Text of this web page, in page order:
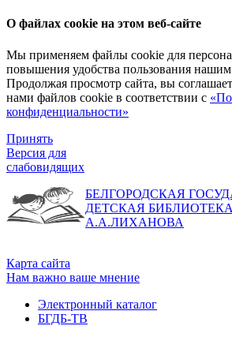
О файлах cookie на этом веб-сайте
Мы применяем файлы cookie для
повышения удобства пользования
Продолжая просмотр сайта, вы
нами файлов cookie в соответствии с
конфиденциальности»
Принять
Версия для
слабовидящих
БЕЛГОРОДСКАЯ
ДЕТСКАЯ
А.А.ЛИХАНОВА
Карта сайта
Нам важно ваше мнение
Электронный каталог
БГДБ-ТВ